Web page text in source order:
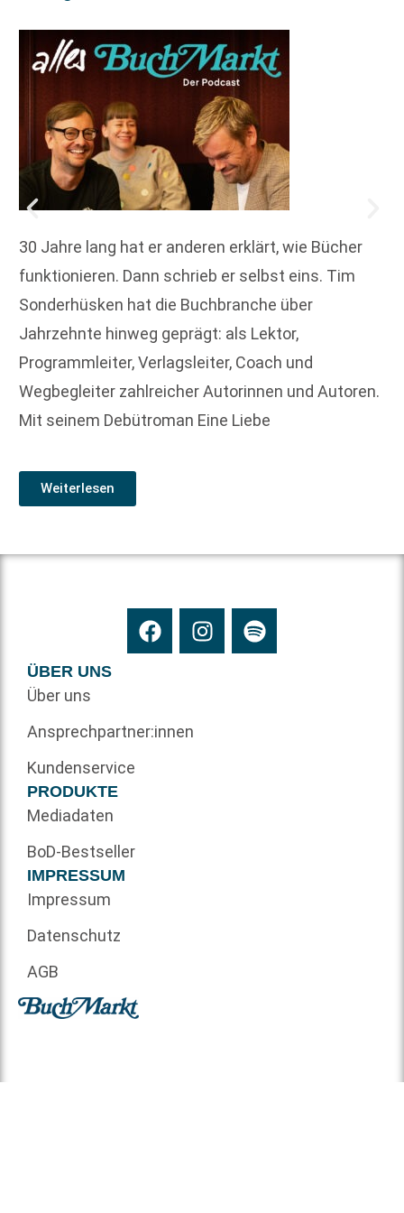
30 Jahre lang hat er anderen erklärt, wie Bücher
funktionieren. Dann schrieb er selbst eins. Tim
Sonderhüsken hat die Buchbranche über
Jahrzehnte hinweg geprägt: als Lektor,
Programmleiter, Verlagsleiter, Coach und
Wegbegleiter zahlreicher Autorinnen und Autoren.
Mit seinem Debütroman Eine Liebe
Weiterlesen
ÜBER UNS
Über uns
Ansprechpartner:innen
Kundenservice
PRODUKTE
Mediadaten
BoD-Bestseller
IMPRESSUM
Impressum
Datenschutz
AGB